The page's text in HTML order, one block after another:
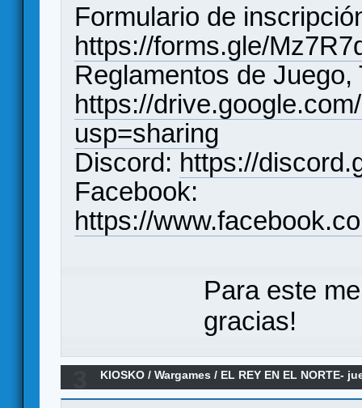
Formulario de
https://forms.gle/
Reglamentos de Juego,
https://
usp=sharing
Discord: https://
Facebook:
https://
Para este
gracias!
KIOSKO /Wargames / EL REY EN EL NORTE-